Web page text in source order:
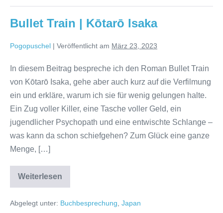
Rebecca
F.
Bullet Train | Kōtarō Isaka
Pogopuschel | Veröffentlicht am März 23, 2023
In diesem Beitrag bespreche ich den Roman Bullet Train
von Kōtarō Isaka, gehe aber auch kurz auf die Verfilmung
ein und erkläre, warum ich sie für wenig gelungen halte.
Ein Zug voller Killer, eine Tasche voller Geld, ein
jugendlicher Psychopath und eine entwischte Schlange –
was kann da schon schiefgehen? Zum Glück eine ganze
Menge, […]
Weiterlesen
Kōtarō
Isaka
Abgelegt unter: Buchbesprechung, Japan